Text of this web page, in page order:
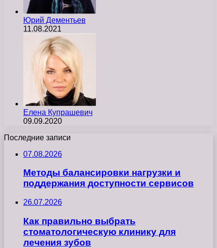
Юрий Дементьев
11.08.2021
Елена Купрашевич
09.09.2020
Последние записи
07.08.2026
Методы балансировки нагрузки и
поддержания доступности сервисов
26.07.2026
Как правильно выбрать
стоматологическую клинику для
лечения зубов